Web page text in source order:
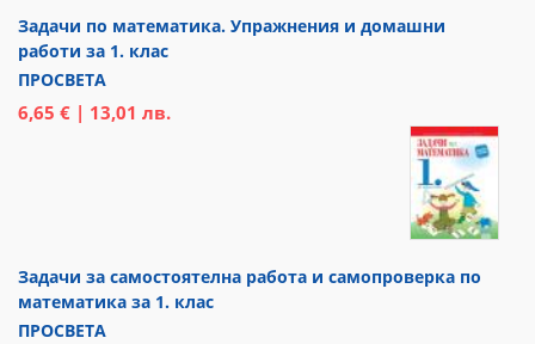
Задачи по математика. Упражнения и домашни
работи за 1. клас
ПРОСВЕТА
6,65 € | 13,01 лв.
Задачи за самостоятелна работа и самопроверка по
математика за 1. клас
ПРОСВЕТА